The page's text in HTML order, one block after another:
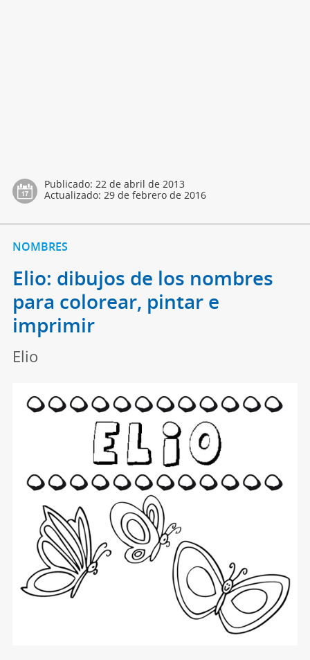
Publicado: 22 de abril de 2013
Actualizado: 29 de febrero de 2016
NOMBRES
Elio: dibujos de los nombres
para colorear, pintar e
imprimir
Elio